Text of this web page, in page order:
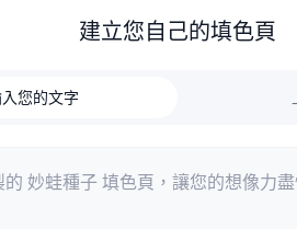
建立您自己的填色頁
您的文字